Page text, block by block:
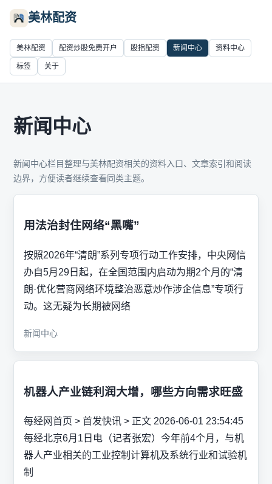
美林配资
美林配资 配资炒股免费开户 股指配资 新闻中心 资料中心
标签 关于
新闻中心
新闻中心栏目整理与美林配资相关的资料入口、文章索引和阅读
边界，方便读者继续查看同类主题。
用法治封住网络“黑嘴”
按照2026年“清朗”系列专项行动工作安排，中央网信
办自5月29日起，在全国范围内启动为期2个月的“清
朗·优化营商网络环境整治恶意炒作涉企信息”专项行
动。这无疑为长期被网络
新闻中心
机器人产业链利润大增，哪些方向需求旺盛
每经网首页 > 首发快讯 > 正文 2026-06-01 23:54:45
每经北京6月1日电（记者张宏）今年前4个月，与机
器人产业相关的工业控制计算机及系统行业和试验机
制